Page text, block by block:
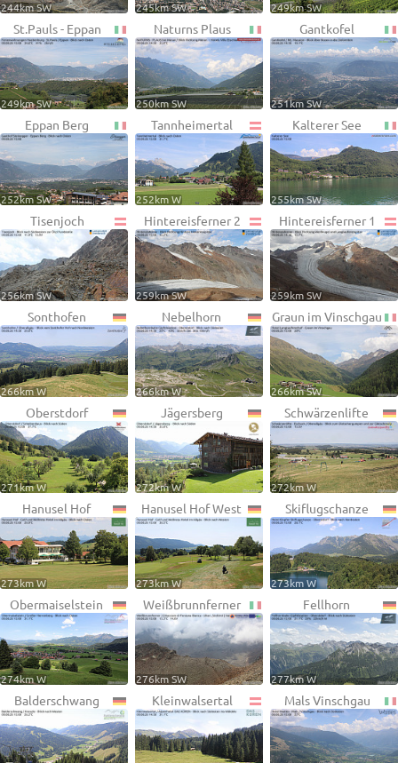
244km SW 245km SW 249km SW
St.Pauls - Eppan
249km SW
Naturns Plaus
250km SW
Gantkofel
251km SW
Eppan Berg
252km SW
Tannheimertal
252km W
Kalterer See
255km SW
Tisenjoch
256km SW
Hintereisferner 2
259km SW
Hintereisferner 1
259km SW
Sonthofen
266km W
Nebelhorn
266km W
Graun im Vinschgau
266km SW
Oberstdorf
271km W
Jägersberg
272km W
Schwärzenlifte
272km W
Hanusel Hof
273km W
Hanusel Hof West
273km W
Skiflugschanze
273km W
Obermaiselstein
274km W
Weißbrunnferner
276km SW
Fellhorn
277km W
Balderschwang Kleinwalsertal Mals Vinschgau